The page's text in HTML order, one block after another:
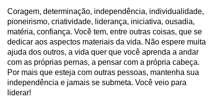
Coragem, determinação, independência, individualidade,
pioneirismo, criatividade, liderança, iniciativa, ousadia,
matéria, confiança. Você tem, entre outras coisas, que se
dedicar aos aspectos materiais da vida. Não espere muita
ajuda dos outros, a vida quer que você aprenda a andar
com as próprias pernas, a pensar com a própria cabeça.
Por mais que esteja com outras pessoas, mantenha sua
independência e jamais se submeta. Você veio para
liderar!